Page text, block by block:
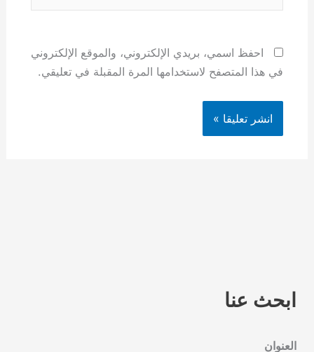
احفظ اسمي، بريدي الإلكتروني، والموقع الإلكتروني
في هذا المتصفح لاستخدامها المرة المقبلة في تعليقي.
ابحث عنا
العنوان